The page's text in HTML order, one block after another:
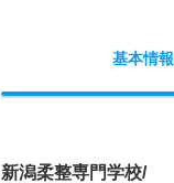
基本情報
新潟柔整専門学校/